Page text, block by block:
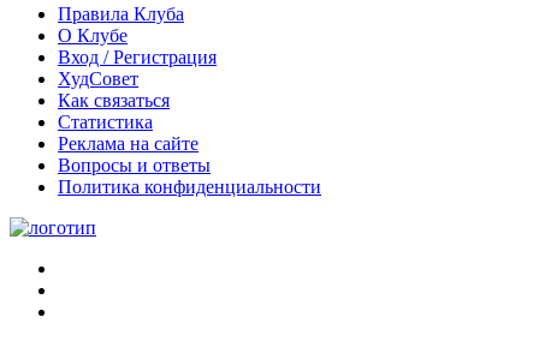
Правила Клуба
О Клубе
Вход / Регистрация
ХудСовет
Как связаться
Статистика
Реклама на сайте
Вопросы и ответы
Политика конфиденциальности